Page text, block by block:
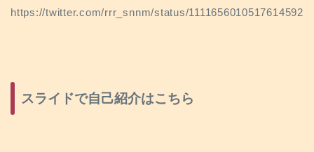
https://twitter.com/rrr_snnm/status/1111656010517614592
スライドで自己紹介はこちら